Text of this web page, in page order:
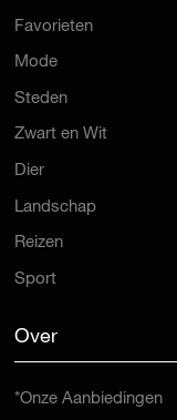
Favorieten
Mode
Steden
Zwart en Wit
Dier
Landschap
Reizen
Sport
Over
*Onze Aanbiedingen